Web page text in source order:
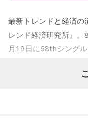
演を開催。大熱狂の観
ものとなった。
HONEBONE /
美人 / メリクレット /
わからず、 / Yobahi /
LEODRAT / Redhair
ドロシー / 808 /
(ex.YUTORI-SEDAI) /
き出す。」 / Rip van
最新トレンドと経済の
レンド経済研究所』
月19日に68thシング
の「ラジオiNEWS」